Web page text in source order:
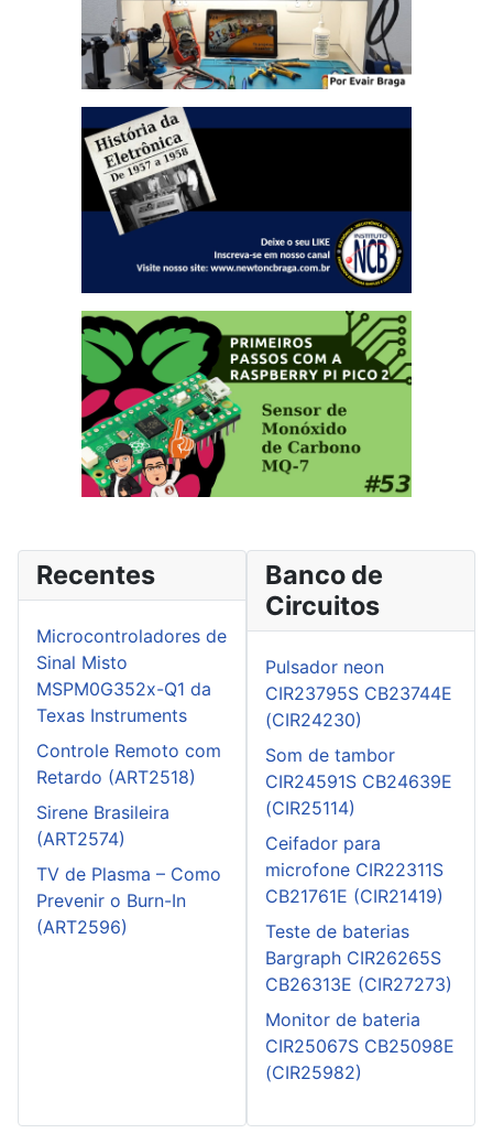
Recentes
Microcontroladores de
Sinal Misto
MSPM0G352x-Q1 da
Texas Instruments
Controle Remoto com
Retardo (ART2518)
Sirene Brasileira
(ART2574)
TV de Plasma – Como
Prevenir o Burn-In
(ART2596)
Banco de
Circuitos
Pulsador neon
CIR23795S CB23744E
(CIR24230)
Som de tambor
CIR24591S CB24639E
(CIR25114)
Ceifador para
microfone CIR22311S
CB21761E (CIR21419)
Teste de baterias
Bargraph CIR26265S
CB26313E (CIR27273)
Monitor de bateria
CIR25067S CB25098E
(CIR25982)